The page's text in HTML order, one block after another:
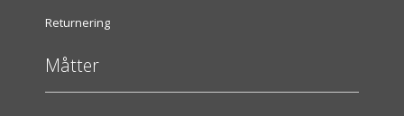
Returnering
Måtter